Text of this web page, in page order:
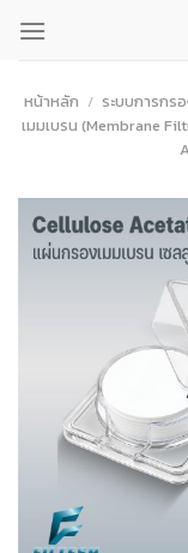
เนื้อหาหน้าหลัก / ระบบการก
เมมเบรน (Membrane